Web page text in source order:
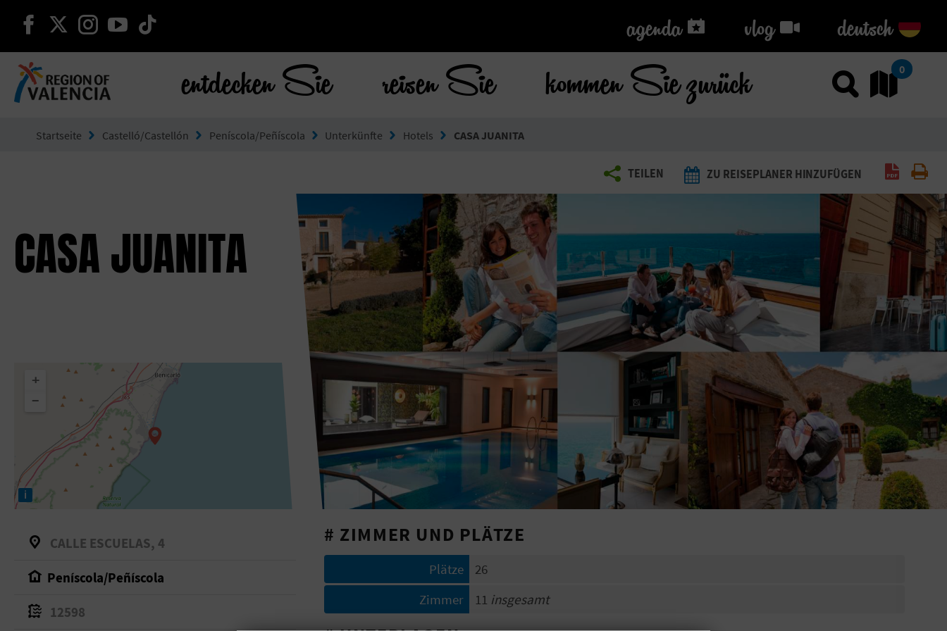
weiter auf facebook
weiter auf twitter
weiter auf instagram
weiter auf youtube agenda
agenda vlog
vlog deutsch
entdecken Sie reisen Sie kommen Sie zurück Sucher
0
Startseite Castelló/Castellón Peníscola/Peñíscola Unterkünfte Hotels CASA JUANITA
CASA JUANITA
+
−
i
TEILEN ZU REISEPLANER HINZUFÜGEN PDF
CALLE ESCUELAS, 4
Peníscola/Peñíscola
12598
# ZIMMER UND PLÄTZE
Plätze
26
Zimmer
11 insgesamt